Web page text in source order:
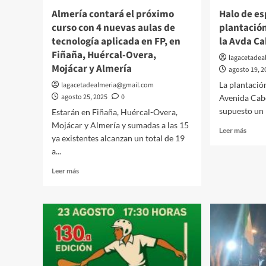
el
litoral
Almería contará el próximo
curso con 4 nuevas aulas de
tecnología aplicada en FP, en
Fiñaña, Huércal-Overa,
Mojácar y Almería
lagacetadealmeria@gmail.com
agosto 25, 2025
0
Estarán en Fiñaña, Huércal-Overa,
Mojácar y Almería y sumadas a las 15
ya existentes alcanzan un total de 19
a...
Leer másLeer
Almería
contará
el
próximo
curso
con
Halo de
la Avda
agosto 19,
La
Avenida
supuesto un
Leer másLeer
la
de
una
en